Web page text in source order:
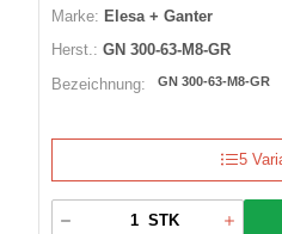
Marke: Elesa + Ganter
Herst.: GN 300-63-M8-GR
Bezeichnung:
GN 300-63-M8-GR
5
STK